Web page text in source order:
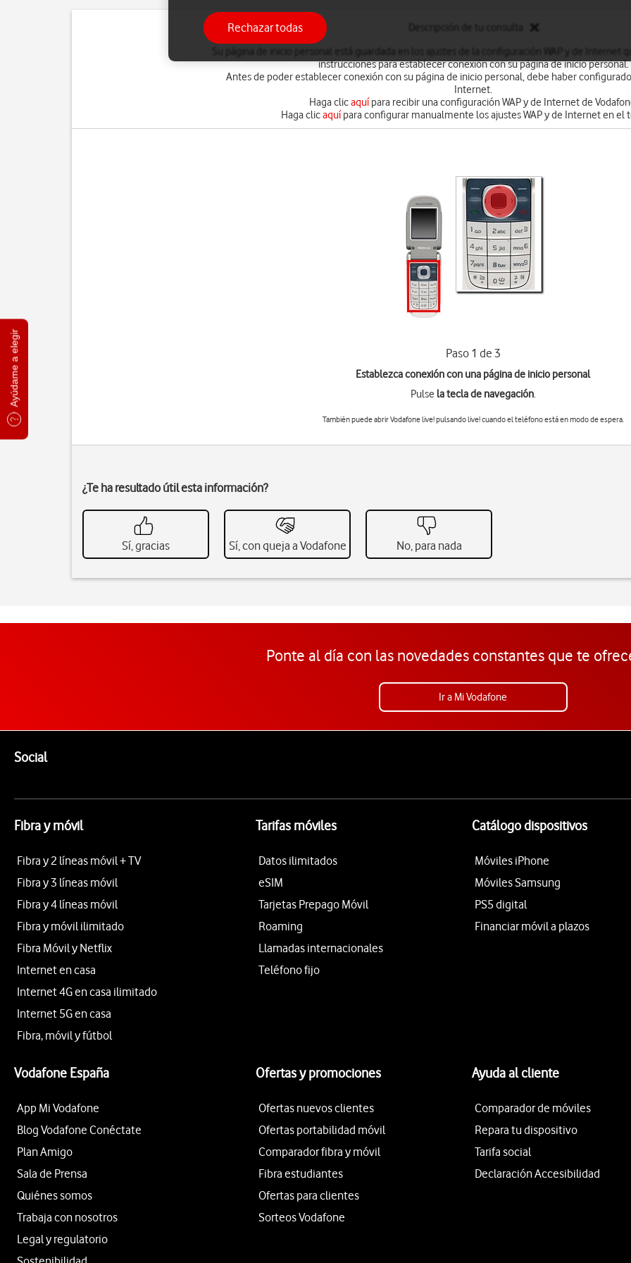
Ayúdame a elegir
Su página de inicio personal está guardada en los ajustes de la configuración WAP y de Internet
instrucciones para establecer conexión con su página de inicio personal.
Antes de poder establecer conexión con su página de inicio personal, debe haber configurado
Internet.
Haga clicaquípara recibir una configuración WAP y de Internet de
Haga clicaquípara configurar manualmente los ajustes WAP y de Internet en el
Paso 1 de 3
Establezca conexión con una página de inicio personal
Pulse la tecla de navegación.
También puede abrir Vodafone live! pulsandolive!cuando el teléfono está en modo de espera.
¿Te ha resultado útil esta información?
Sí, gracias Sí, con queja a Vodafone No, para nada
Ponte al día con las novedades constantes que te
Ir a Mi Vodafone
SocialEnlaces a las redes sociales de Vodafone
Fibra y móvil
Fibra y 2 líneas móvil + TV
Fibra y 3 líneas móvil
Fibra y 4 líneas móvil
Fibra y móvil ilimitado
Fibra Móvil y Netflix
Internet en casa
Internet 4G en casa ilimitado
Internet 5G en casa
Fibra, móvil y fútbol
Tarifas móviles
Datos ilimitados
eSIM
Tarjetas Prepago Móvil
Roaming
Llamadas internacionales
Teléfono fijo
Catálogo dispositivos
Móviles iPhone
Móviles Samsung
PS5 digital
Financiar móvil a plazos
Vodafone España
App Mi Vodafone
Blog Vodafone Conéctate
Plan Amigo
Sala de Prensa
Quiénes somos
Trabaja con nosotros
Legal y regulatorio
Ofertas y promociones
Ofertas nuevos clientes
Ofertas portabilidad móvil
Comparador fibra y móvil
Fibra estudiantes
Ofertas para clientes
Sorteos Vodafone
Ayuda al cliente
Comparador de móviles
Repara tu dispositivo
Tarifa social
Declaración Accesibilidad
Rechazar todas